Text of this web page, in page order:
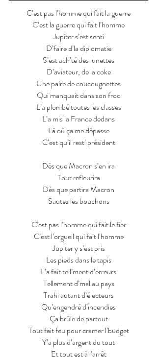
C’est pas l’homme qui fait la guerre
C’est la guerre qui fait l’homme
Jupiter s’est senti
D’faire d’la diplomatie
S’est ach’té des lunettes
D’aviateur, de la coke
Une paire de coucougnettes
Qui manquait dans son froc
L’a plombé toutes les classes
L’a mis la France dedans
Là où ça me dépasse
C’est qu’il rest’ président
Dès que Macron s’en ira
Tout refleurira
Dès que partira Macron
Sautez les bouchons
C’est pas l’homme qui fait le fier
C’est l’orgueil qui fait l’homme
Jupiter y s’est pris
Les pieds dans le tapis
L’a fait tell’ment d’erreurs
Tellement d’mal au pays
Trahi autant d’électeurs
Qu’engendré d’incendies
Ça brûle de partout
Tout fait feu pour cramer l’budget
Y’a plus d’argent du tout
Et tout est à l’arrêt